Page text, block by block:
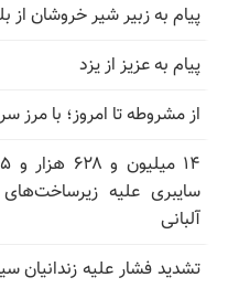
پیام به زبیر شیر خروشان از
پیام به عزیز از یزد
از مشروطه تا امروز؛ با
سایبری علیه
آلبانی
تشدید فشار علیه زندانیان